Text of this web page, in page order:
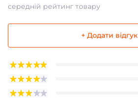
середній рейтинг товару
+ Додати відгук